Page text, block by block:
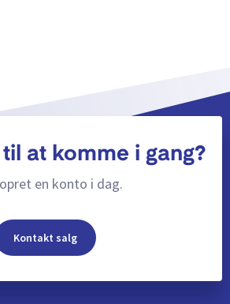
til at komme i gang?
en konto i dag.
Kontakt salg